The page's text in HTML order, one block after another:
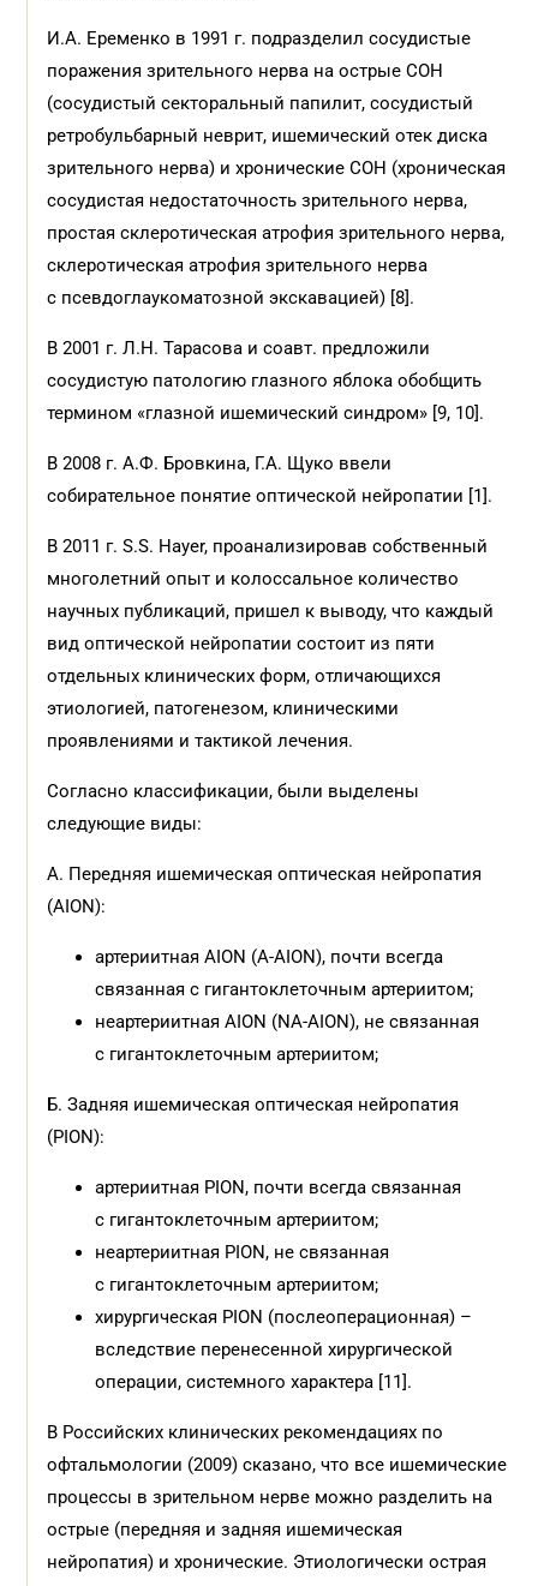
И.А. Еременко в 1991 г. подразделил сосудистые
поражения зрительного нерва на острые СОН
(сосудистый секторальный папилит, сосудистый
ретробульбарный неврит, ишемический отек диска
зрительного нерва) и хронические СОН (хроническая
сосудистая недостаточность зрительного нерва,
простая склеротическая атрофия зрительного нерва,
склеротическая атрофия зрительного нерва
с псевдоглаукоматозной экскавацией) [8].
В 2001 г. Л.Н. Тарасова и соавт. предложили
сосудистую патологию глазного яблока обобщить
термином «глазной ишемический синдром» [9, 10].
В 2008 г. А.Ф. Бровкина, Г.А. Щуко ввели
собирательное понятие оптической нейропатии [1].
В 2011 г. S.S. Hayer, проанализировав собственный
многолетний опыт и колоссальное количество
научных публикаций, пришел к выводу, что каждый
вид оптической нейропатии состоит из пяти
отдельных клинических форм, отличающихся
этиологией, патогенезом, клиническими
проявлениями и тактикой лечения.
Согласно классификации, были выделены
следующие виды:
А. Передняя ишемическая оптическая нейропатия
(AION):
артериитная AION (A-AION), почти всегда
связанная с гигантоклеточным артериитом;
неартериитная AION (NA-AION), не связанная
с гигантоклеточным артериитом;
Б. Задняя ишемическая оптическая нейропатия
(PION):
артериитная PION, почти всегда связанная
с гигантоклеточным артериитом;
неартериитная PION, не связанная
с гигантоклеточным артериитом;
хирургическая PION (послеоперационная) –
вследствие перенесенной хирургической
операции, системного характера [11].
В Российских клинических рекомендациях по
офтальмологии (2009) сказано, что все ишемические
процессы в зрительном нерве можно разделить на
острые (передняя и задняя ишемическая
нейропатия) и хронические. Этиологически острая